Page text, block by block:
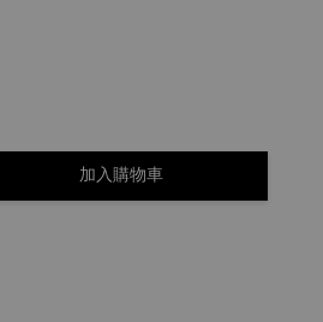
加入購物車